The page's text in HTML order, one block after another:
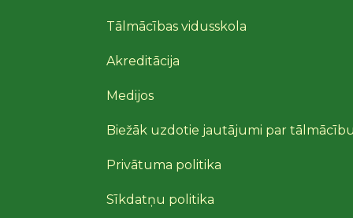
Tālmācības vidusskola
Akreditācija
Medijos
Biežāk uzdotie jautājumi par
Privātuma politika
Sīkdatņu politika